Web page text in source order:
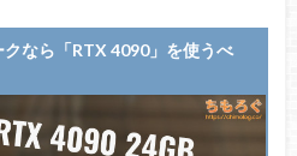
クなら「RTX 4090」を使うべ